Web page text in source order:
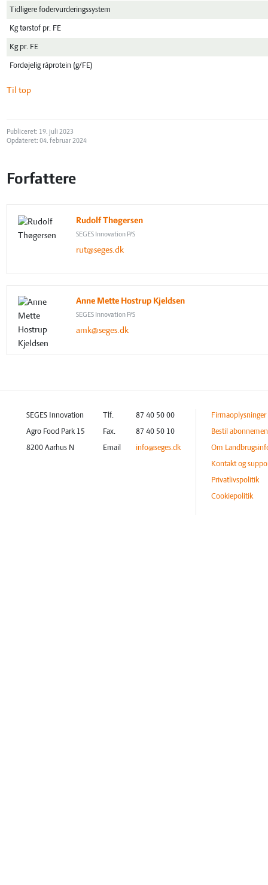
Tidligere fodervurderingssystem
Kg tørstof pr. FE
Kg pr. FE
Fordøjelig råprotein (g/FE)
Til top
Publiceret: 19. juli 2023
Opdateret: 04. februar 2024
Forfattere
Rudolf Thøgersen
SEGES Innovation P/S
rut@seges.dk
Anne Mette Hostrup Kjeldsen
SEGES Innovation P/S
amk@seges.dk
SEGES Innovation
Agro Food Park 15
8200 Aarhus N
Tlf.
87 40 50 00
Fax.
87 40 50 10
Email
info@seges.dk
Firmaoplysninger
Bestil
Om
Kontakt og
Privatlivspolitik
Cookiepolitik